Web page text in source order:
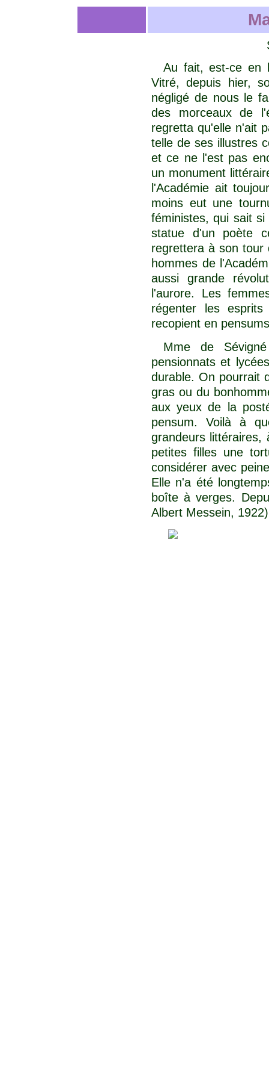
Au fait, est-ce en
Vitré, depuis hier,
négligé de nous le
des morceaux de
regretta qu'elle n'ait
telle de ses illustres
et ce ne l'est pas
un monument
l'Académie ait
moins eut une
féministes, qui sait
statue d'un poète
regrettera à son tour
hommes de
aussi grande
l'aurore. Les
régenter les
recopient en
Mme de
pensionnats et
durable. On pourrait
gras ou du
aux yeux de la
pensum. Voilà à
grandeurs littéraires,
petites filles une
considérer avec
Elle n'a été
boîte à verges.
Albert Messein,